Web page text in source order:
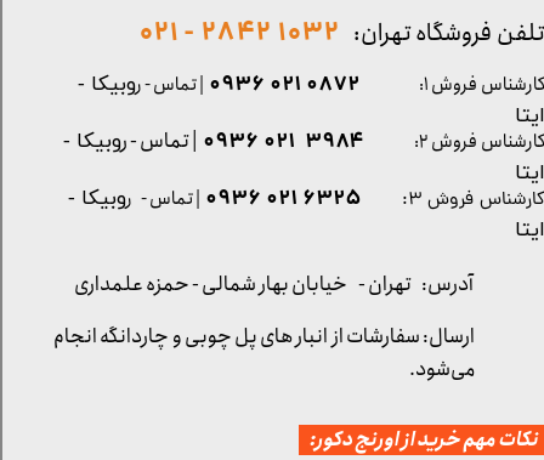
کارشناس فروش ۳: ۶۳۲۵ ۰۲۱ ۰۹۳۶ | تماس - روبیکا -
ایتا
آدرس: تهران - خیابان بهار شمالی - حمزه علمداری
تلفن فروشگاه تهران: 1032 2842 - 021
مهم خرید از اورنج دکور:
کارشناس فروش ۱: 0872 021 0936 | تماس - روبیکا -
ایتا
کارشناس فروش ۲:
۳۹۸۴ ۰۲۱ ۰۹۳۶ | تماس - روبیکا -
ایتا
ارسال: سفارشات از انبار های پل چوبی و چاردانگه انجام
می‌شود.